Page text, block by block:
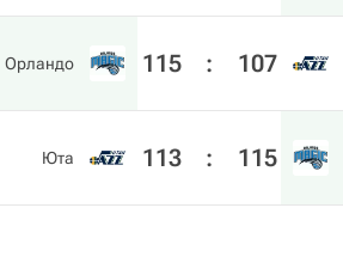
Орландо 115 : 107
Юта 113 : 115